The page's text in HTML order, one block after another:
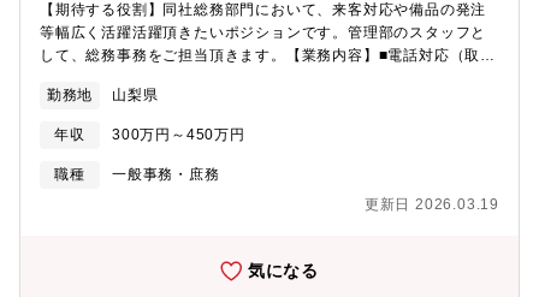
【期待する役割】同社総務部門において、来客対応や備品の発注
等幅広く活躍活躍頂きたいポジションです。管理部のスタッフと
して、総務事務をご担当頂きます。【業務内容】■電話対応（取次
成、管理（基本的にはPC操作での事務処理となります） 【就業環
境】働き方改革を進めており、年間休日も徐々に増え、仕事とプ
ライベートの時間をしっかりと分ける事が可能となります。株式
会社ミラプログループとして、本社近くの企業型保育施設、単
勤務地 山梨県
年収 300万円～450万円
職種
一般事務・庶務
更新日 2026.03.19
気になる